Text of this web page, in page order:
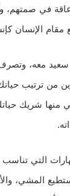
في صمتهم،
مقام الإنسان
سعيد معه،
من ترتيب
منها شريك
التي تناسب
المشي،